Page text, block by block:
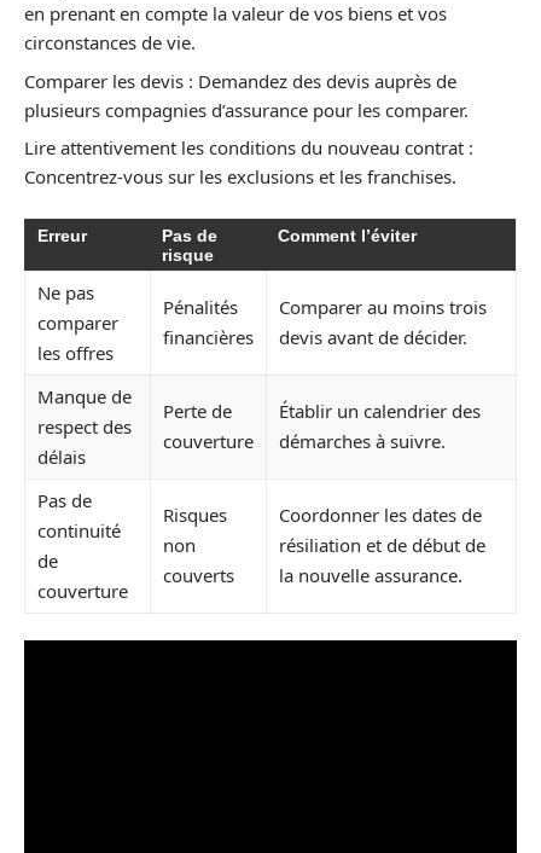
en prenant en compte la valeur de vos biens et vos
circonstances de vie.
Comparer les devis : Demandez des devis auprès de
plusieurs compagnies d’assurance pour les comparer.
Lire attentivement les conditions du nouveau contrat :
Concentrez-vous sur les exclusions et les franchises.
Erreur
Pas de
risque
Comment l’éviter
Ne pas
comparer
les offres
Pénalités
financières
Comparer au moins trois
devis avant de décider.
Manque de
respect des
délais
Perte de
couverture
Établir un calendrier des
démarches à suivre.
Pas de
continuité
de
couverture
Risques
non
couverts
Coordonner les dates de
résiliation et de début de
la nouvelle assurance.